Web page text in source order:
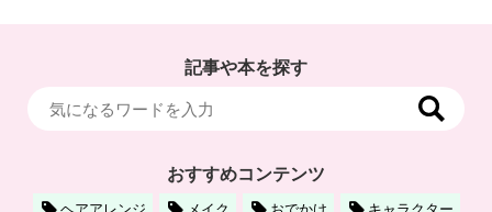
記事や本を探す
おすすめコンテンツ